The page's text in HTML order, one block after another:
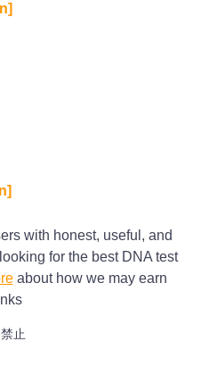
with honest, useful, and
for the best DNA test
about how we may earn
止